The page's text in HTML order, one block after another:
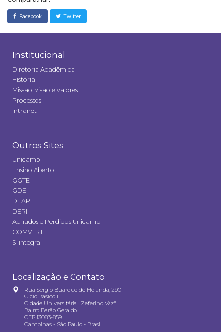
Facebook Twitter
Institucional
Diretoria Acadêmica
História
Missão, visão e valores
Processos
Intranet
Outros Sites
Unicamp
Ensino Aberto
GGTE
GDE
DEAPE
DERI
Achados e Perdidos Unicamp
COMVEST
S-integra
Localização e Contato
Rua Sérgio Buarque de Holanda, 290
Ciclo Básico II
Cidade Universitária "Zeferino Vaz"
Bairro Barão Geraldo
CEP 13083-859
Campinas - São Paulo - Brasil